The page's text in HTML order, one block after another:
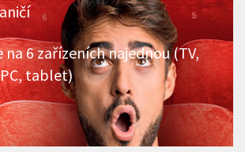
na 6 zařízeních najednou (TV,
tablet)